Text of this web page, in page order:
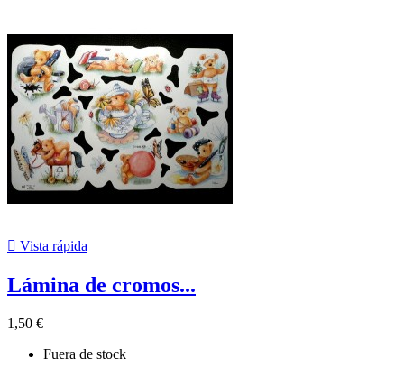
 Vista rápida
Lámina de cromos...
1,50 €
Fuera de stock